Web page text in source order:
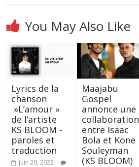
You May Also Like
Lyrics de la
chanson
»L’amour »
de l’artiste
KS BLOOM -
paroles et
traduction
juin 20, 2022
Maajabu
Gospel
annonce une
collaboration
entre Isaac
Bola et Kone
Souleyman
(KS BLOOM)